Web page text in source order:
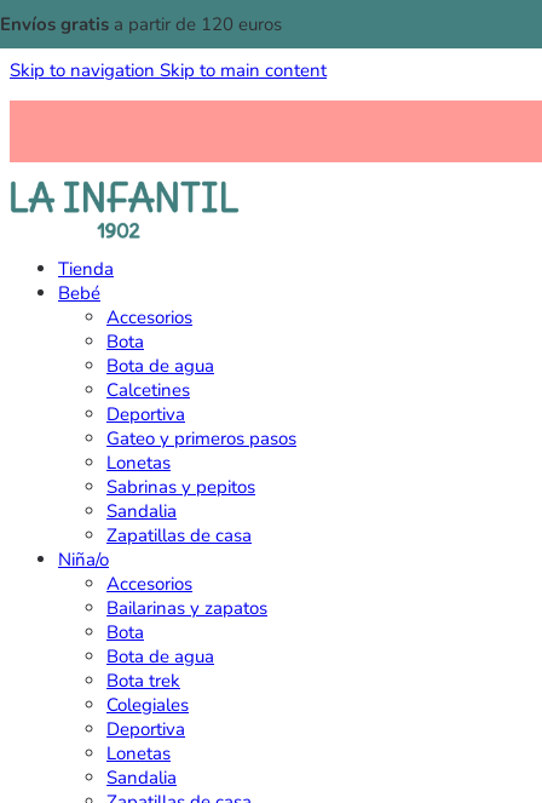
Skip to navigation Skip to main content
Envíos gratis a partir de 120 euros
Tienda
Bebé
Accesorios
Bota
Bota de agua
Calcetines
Deportiva
Gateo y primeros pasos
Lonetas
Sabrinas y pepitos
Sandalia
Zapatillas de casa
Niña/o
Accesorios
Bailarinas y zapatos
Bota
Bota de agua
Bota trek
Colegiales
Deportiva
Lonetas
Sandalia